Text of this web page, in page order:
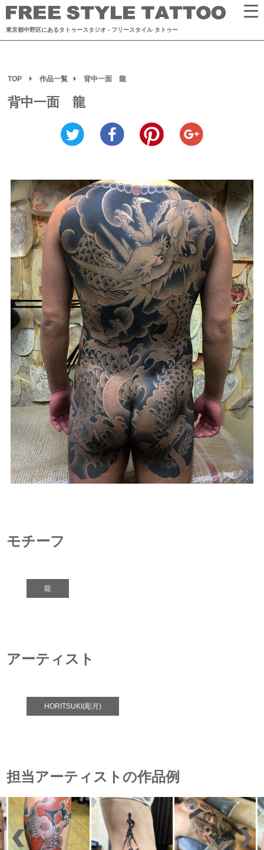
東京都中野区にあるタトゥースタジオ - フリースタイル タトゥー
TOP 作品一覧 背中一面 龍
背中一面 龍
モチーフ
龍
アーティスト
HORITSUKI(彫月)
担当アーティストの作品例